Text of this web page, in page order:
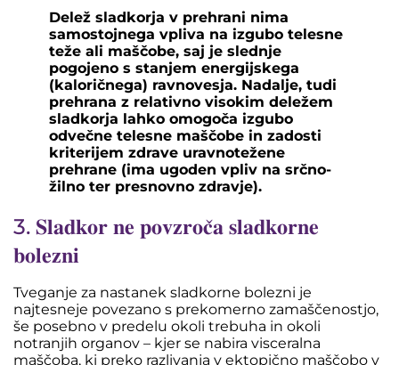
Delež sladkorja v prehrani nima
samostojnega vpliva na izgubo telesne
teže ali maščobe, saj je slednje
pogojeno s stanjem energijskega
(kaloričnega) ravnovesja. Nadalje, tudi
prehrana z relativno visokim deležem
sladkorja lahko omogoča izgubo
odvečne telesne maščobe in zadosti
kriterijem zdrave uravnotežene
prehrane (ima ugoden vpliv na srčno-
žilno ter presnovno zdravje).
3. 𝐒𝐥𝐚𝐝𝐤𝐨𝐫 𝐧𝐞 𝐩𝐨𝐯𝐳𝐫𝐨𝐜̌𝐚 𝐬𝐥𝐚𝐝𝐤𝐨𝐫𝐧𝐞
𝐛𝐨𝐥𝐞𝐳𝐧𝐢
Tveganje za nastanek sladkorne bolezni je
najtesneje povezano s prekomerno zamaščenostjo,
še posebno v predelu okoli trebuha in okoli
notranjih organov – kjer se nabira visceralna
maščoba, ki preko razlivanja v ektopično maščobo v